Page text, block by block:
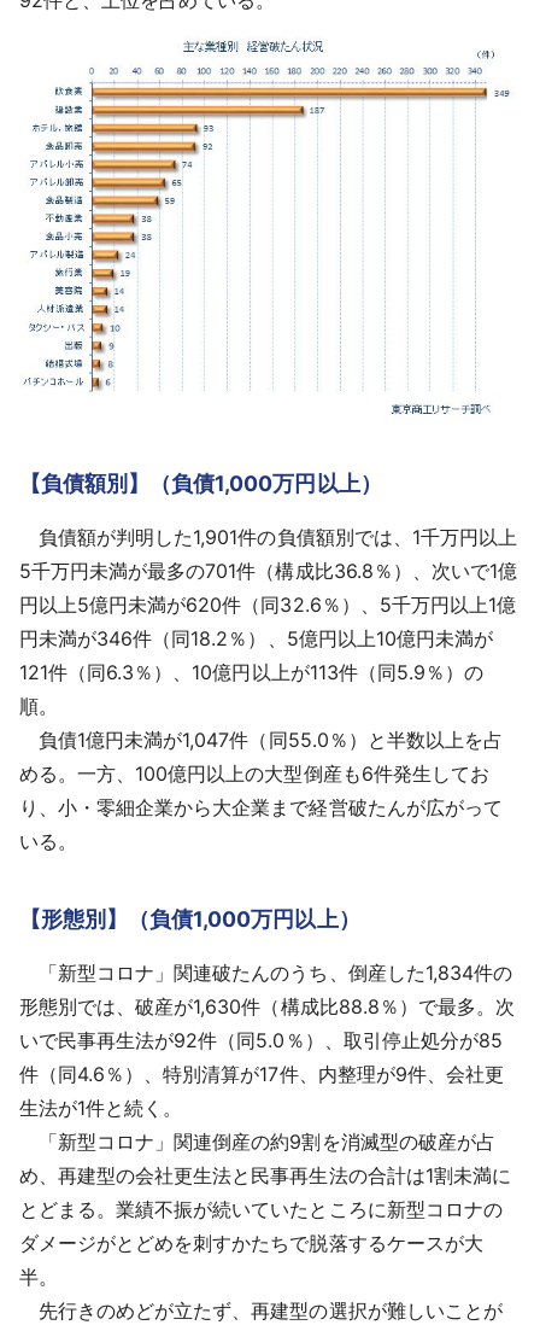
【負債額別】（負債1,000万円以上）
負債額が判明した1,901件の負債額別では、1千万円以上
5千万円未満が最多の701件（構成比36.8％）、次いで1億
円以上5億円未満が620件（同32.6％）、5千万円以上1億
円未満が346件（同18.2％）、5億円以上10億円未満が
121件（同6.3％）、10億円以上が113件（同5.9％）の
順。
負債1億円未満が1,047件（同55.0％）と半数以上を占
める。一方、100億円以上の大型倒産も6件発生してお
り、小・零細企業から大企業まで経営破たんが広がって
いる。
【形態別】（負債1,000万円以上）
「新型コロナ」関連破たんのうち、倒産した1,834件の
形態別では、破産が1,630件（構成比88.8％）で最多。次
いで民事再生法が92件（同5.0％）、取引停止処分が85
件（同4.6％）、特別清算が17件、内整理が9件、会社更
生法が1件と続く。
「新型コロナ」関連倒産の約9割を消滅型の破産が占
め、再建型の会社更生法と民事再生法の合計は1割未満に
とどまる。業績不振が続いていたところに新型コロナの
ダメージがとどめを刺すかたちで脱落するケースが大
半。
先行きのめどが立たず、再建型の選択が難しいことが